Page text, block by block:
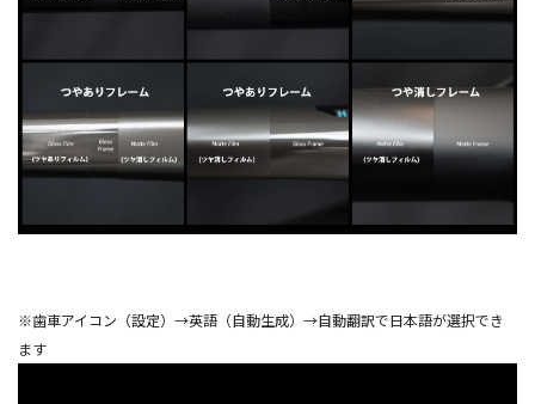
※歯車アイコン（設定）→英語（自動生成）→自動翻訳で日本語が選択でき
ます